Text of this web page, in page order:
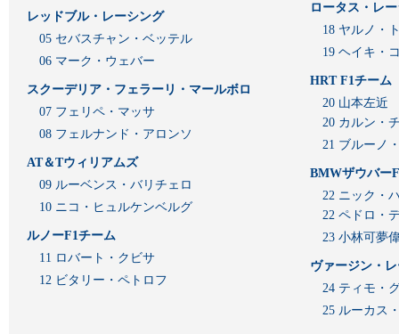
レッドブル・レーシング
05 セバスチャン・ベッテル
06 マーク・ウェバー
スクーデリア・フェラーリ・マールボロ
07 フェリペ・マッサ
08 フェルナンド・アロンソ
AT＆Tウィリアムズ
09 ルーベンス・バリチェロ
10 ニコ・ヒュルケンベルグ
ルノーF1チーム
11 ロバート・クビサ
12 ビタリー・ペトロフ
ロータス・レ
18 ヤルノ・
19 ヘイキ・
HRT F1チーム
20 山本左近
20 カルン・
21 ブルーノ
BMWザウバー
22 ニック・
22 ペドロ・
23 小林可夢
ヴァージン・
24 ティモ・
25 ルーカス